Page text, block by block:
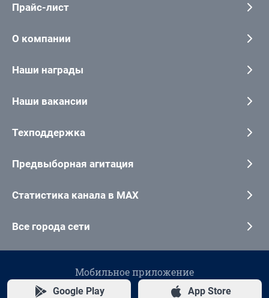
Прайс-лист
О компании
Наши награды
Наши вакансии
Техподдержка
Предвыборная агитация
Статистика канала в MAX
Все города сети
Мобильное приложение
Google Play App Store